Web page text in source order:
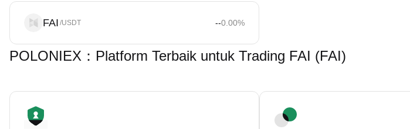
FAI /USDT --0.00%
POLONIEX：Platform Terbaik untuk Trading FAI (FAI)